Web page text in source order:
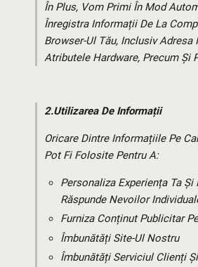
În Plus, Vom Primi În Mod
Înregistra Informații De La
Browser-Ul Tău, Inclusiv Adresa
Atributele Hardware, Precum Și
2.Utilizarea De Informații
Oricare Dintre Informațiile Pe
Pot Fi Folosite Pentru A:
Personaliza Experiența Ta Și
Răspunde Nevoilor
Furniza Conținut Publicitar
Îmbunătăți Site-Ul Nostru
Îmbunătăți Serviciul Clienți